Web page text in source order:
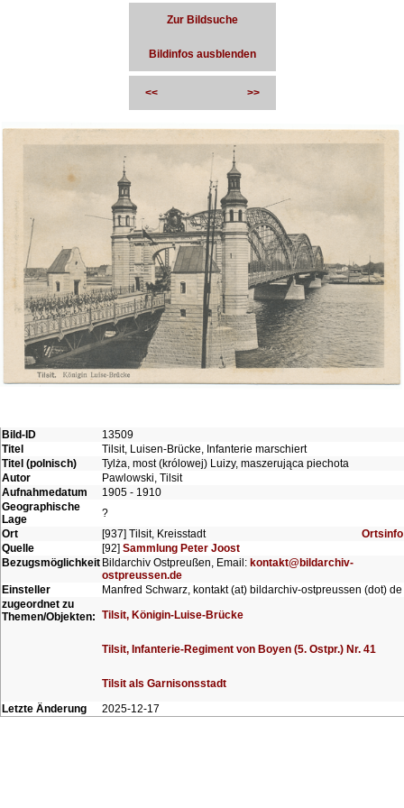
Zur Bildsuche
Bildinfos ausblenden
<< >>
Bild-ID
13509
Titel
Tilsit, Luisen-Brücke, Infanterie marschiert
Titel (polnisch)
Tylża, most (królowej) Luizy, maszerująca piechota
Autor
Pawlowski, Tilsit
Aufnahmedatum
1905 - 1910
Geographische
Lage
?
Ort
[937] Tilsit, Kreisstadt
Ortsinfo
Quelle
[92] Sammlung Peter Joost
Bezugsmöglichkeit Bildarchiv Ostpreußen, Email: kontakt@bildarchiv-
ostpreussen.de
Einsteller
Manfred Schwarz, kontakt (at) bildarchiv-ostpreussen (dot) de
zugeordnet zu
Themen/Objekten: Tilsit, Königin-Luise-Brücke
Tilsit, Infanterie-Regiment von Boyen (5. Ostpr.) Nr. 41
Tilsit als Garnisonsstadt
Letzte Änderung
2025-12-17